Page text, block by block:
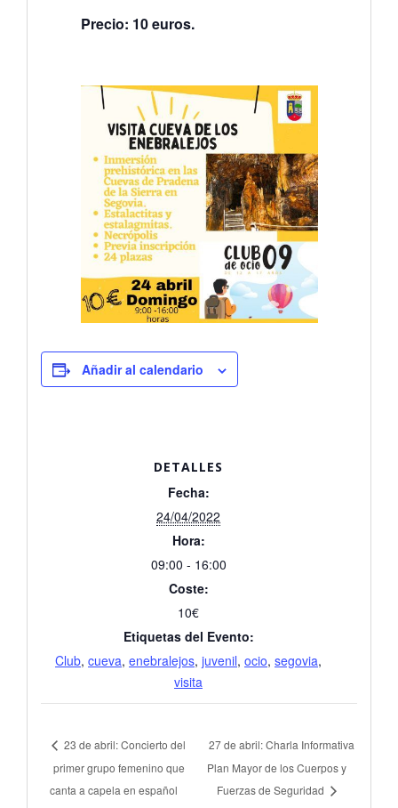
Precio: 10 euros.
Añadir al calendario
DETALLES
Fecha:
24/04/2022
Hora:
09:00 - 16:00
Coste:
10€
Etiquetas del Evento:
Club, cueva, enebralejos, juvenil, ocio, segovia,
visita
23 de abril: Concierto del
primer grupo femenino que
canta a capela en español
27 de abril: Charla Informativa
Plan Mayor de los Cuerpos y
Fuerzas de Seguridad